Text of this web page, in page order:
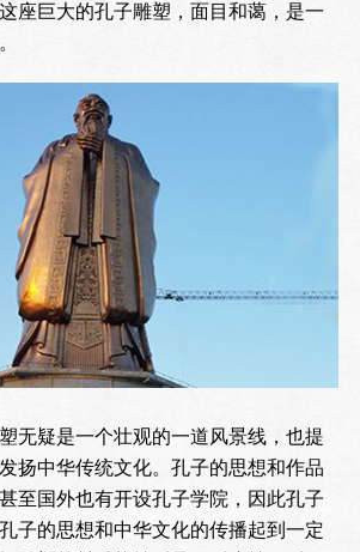
座巨大的孔子雕塑，面目和蔼，是一
无疑是一个壮观的一道风景线，也提
扬中华传统文化。孔子的思想和作品
至国外也有开设孔子学院，因此孔子
子的思想和中华文化的传播起到一定